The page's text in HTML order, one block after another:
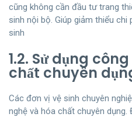
cũng không cần đầu tư trang
sinh nội bộ. Giúp giảm thiểu
sinh
1.2. Sử dụng
chất chuyên
Các đơn vị vệ sinh chuyên
nghệ và hóa chất chuyên